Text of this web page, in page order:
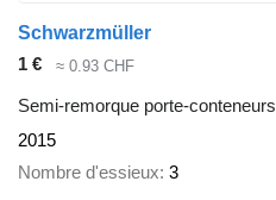
Schwarzmüller
1 €
≈ 0.93 CHF
Semi-remorque porte-conteneurs
2015
Nombre d'essieux 3